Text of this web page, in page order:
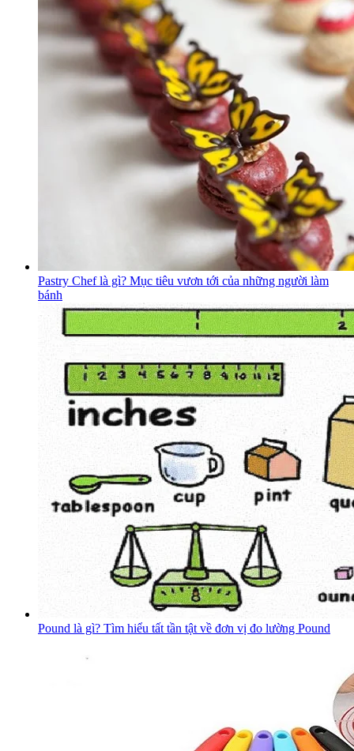
Pastry Chef là gì? Mục tiêu vươn tới của những người làm
bánh
Pound là gì? Tìm hiểu tất tần tật về đơn vị đo lường Pound